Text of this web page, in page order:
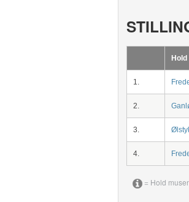
Hold
1.
2.
3.
4.
= Hold